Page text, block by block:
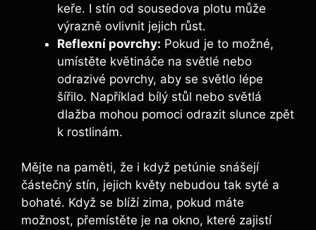
keře. I stín od sousedova plotu může
výrazně ovlivnit jejich růst.
Reflexní povrchy: Pokud je to možné,
umístěte květináče na světlé nebo
odrazivé povrchy, aby se světlo lépe
šířilo. Například bílý stůl nebo světlá
dlažba mohou pomoci odrazit slunce zpět
k rostlinám.
Mějte na paměti, že i když petúnie snášejí
částečný stín, jejich květy nebudou tak syté a
bohaté. Když se blíží zima, pokud máte
možnost, přemístěte je na okno, které zajistí